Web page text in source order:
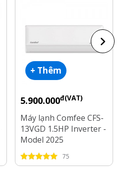
+ Thêm
5.900.000đ(VAT)
Máy lạnh Comfee CFS-
13VGD 1.5HP Inverter -
Model 2025
75